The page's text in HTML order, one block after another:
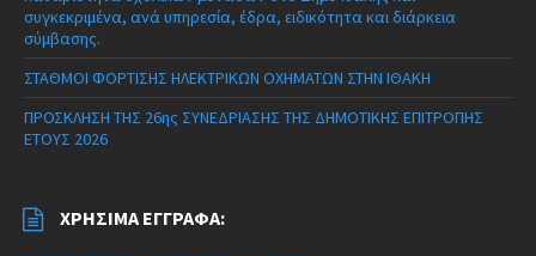
συγκεκριμένα, ανά υπηρεσία, έδρα, ειδικότητα και διάρκεια
σύμβασης.
ΣΤΑΘΜΟΙ ΦΟΡΤΙΣΗΣ ΗΛΕΚΤΡΙΚΩΝ ΟΧΗΜΑΤΩΝ ΣΤΗΝ ΙΘΑΚΗ
ΠΡΟΣΚΛΗΣΗ ΤΗΣ 26ης ΣΥΝΕΔΡΙΑΣΗΣ ΤΗΣ ΔΗΜΟΤΙΚΗΣ ΕΠΙΤΡΟΠΗΣ
ΕΤΟΥΣ 2026
ΧΡΉΣΙΜΑ ΈΓΓΡΑΦΑ: